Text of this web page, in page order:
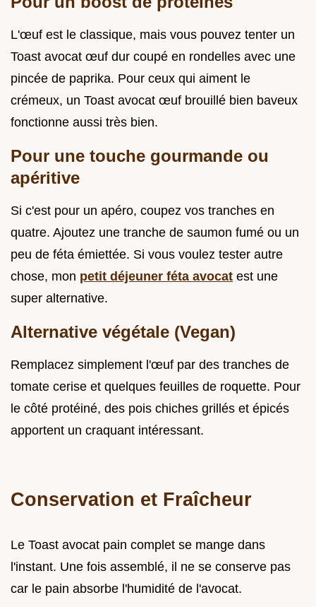
L'œuf est le classique, mais vous pouvez tenter un
Toast avocat œuf dur coupé en rondelles avec une
pincée de paprika. Pour ceux qui aiment le
crémeux, un Toast avocat œuf brouillé bien baveux
fonctionne aussi très bien.
Pour une touche gourmande ou
apéritive
Si c'est pour un apéro, coupez vos tranches en
quatre. Ajoutez une tranche de saumon fumé ou un
peu de féta émiettée. Si vous voulez tester autre
chose, mon petit déjeuner féta avocat est une
super alternative.
Alternative végétale (Vegan)
Remplacez simplement l'œuf par des tranches de
tomate cerise et quelques feuilles de roquette. Pour
le côté protéiné, des pois chiches grillés et épicés
apportent un craquant intéressant.
Conservation et Fraîcheur
Le Toast avocat pain complet se mange dans
l'instant. Une fois assemblé, il ne se conserve pas
car le pain absorbe l'humidité de l'avocat.